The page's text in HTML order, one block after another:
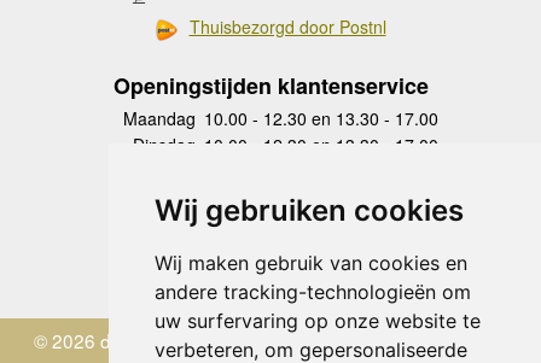
Wij gebruiken cookies
Wij maken gebruik van cookies en
andere tracking-technologieën om
uw surfervaring op onze website te
verbeteren, om gepersonaliseerde
Thuisbezorgd door Postnl
Openingstijden klantenservice
Maandag 10.00 - 12.30 en 13.30 - 17.00
Dinsdag 10.00 - 12.30 en 13.30 - 17.00
Donderdag
10.00 - 12.30 en 13.30 - 17.00
Vrijdag 10.00 - 12.30 en 13.30 - 17.00
Zaterdag
gesloten
Zondag gesloten
© 2026 de Zwerver